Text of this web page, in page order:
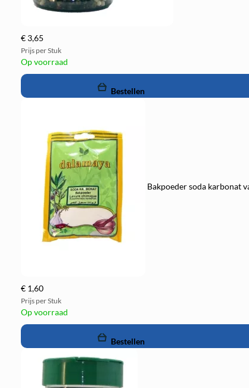
€ 3,65
Prijs per Stuk
Op voorraad
Bestellen
Bakpoeder soda karbonat
€ 1,60
Prijs per Stuk
Op voorraad
Bestellen